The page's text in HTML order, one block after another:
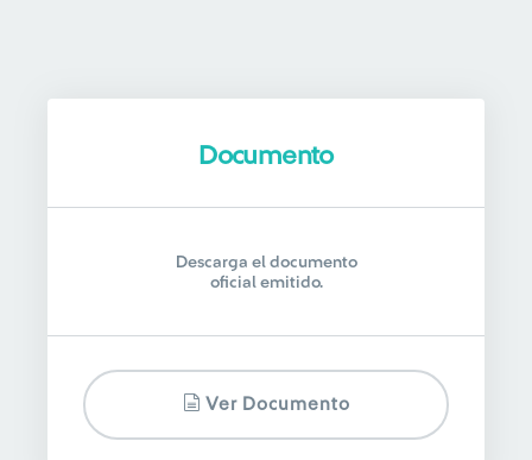
Documento
Descarga el documento
oficial emitido.
Ver Documento